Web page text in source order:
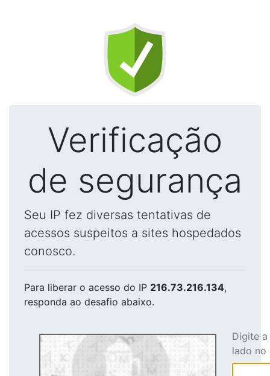
Verificação
de segurança
Seu IP fez diversas tentativas de
acessos suspeitos a sites hospedados
conosco.
Para liberar o acesso do IP 216.73.216.134,
responda ao desafio abaixo.
Digite
lado no